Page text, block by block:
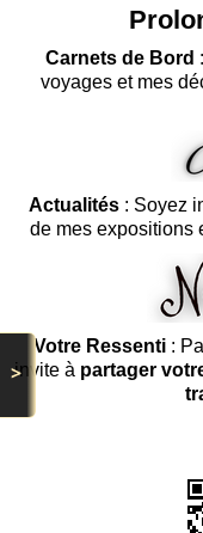
>
Carnets de Bord
voyages et mes
Actualités : Soyez
de mes expositions
Votre Ressenti:
invite à partager